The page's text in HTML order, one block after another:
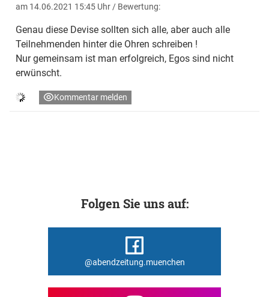
am 14.06.2021 15:45 Uhr / Bewertung:
Genau diese Devise sollten sich alle, aber auch alle
Teilnehmenden hinter die Ohren schreiben !
Nur gemeinsam ist man erfolgreich, Egos sind nicht
erwünscht.
Kommentar melden
Folgen Sie uns auf:
@abendzeitung.muenchen